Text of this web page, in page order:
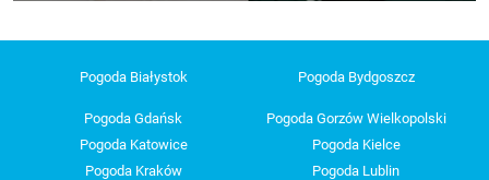
Pogoda Białystok Pogoda Bydgoszcz
Pogoda Gdańsk
Pogoda Gorzów Wielkopolski
Pogoda Katowice
Pogoda Kielce
Pogoda Kraków
Pogoda Lublin